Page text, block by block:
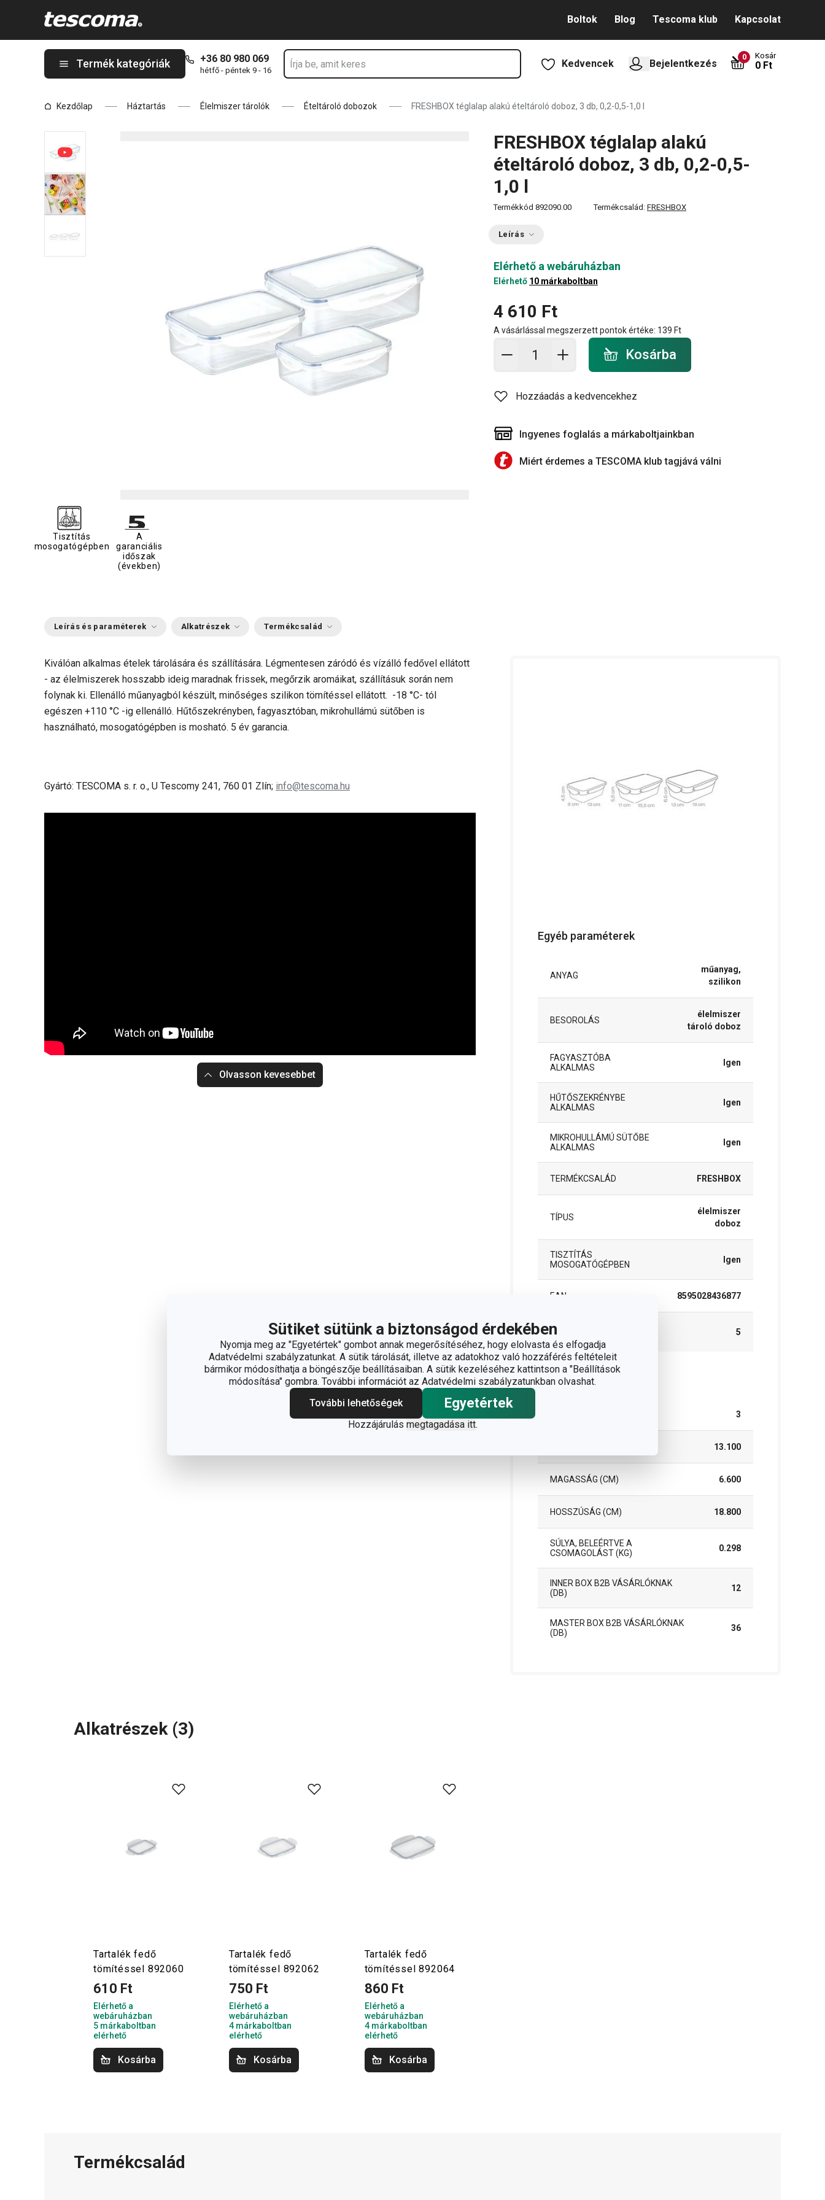
Sütiket sütünk a biztonságod érdekében
Nyomja meg az "Egyetértek" gombot annak megerősítéséhez, hogy elolvasta és elfogadja
Adatvédelmi szabályzatunkat. A sütik tárolását, illetve az adatokhoz való hozzáférés feltételeit
bármikor módosíthatja a böngészője beállításaiban. A sütik kezeléséhez kattintson a "Beállítások
módosítása" gombra. További információt az Adatvédelmi szabályzatunkban olvashat.
További lehetőségek
Egyetértek
Hozzájárulás megtagadása itt.
Boltok Blog Tescoma klub Kapcsolat
Termék kategóriák +36 80 980 069
hétfő - péntek 9 - 16
Kedvencek Bejelentkezés
0 Kosár
0 Ft
Kezdőlap Háztartás Élelmiszer tárolók Ételtároló dobozok FRESHBOX téglalap alakú ételtároló doboz, 3 db, 0,2-0,5-1,0 l
FRESHBOX téglalap alakú
ételtároló doboz, 3 db, 0,2-0,5-
1,0 l
Termékkód 892090.00 Termékcsalád: FRESHBOX
Leírás
Elérhető a webáruházban
Elérhető 10 márkaboltban
4 610 Ft
A vásárlással megszerzett pontok értéke: 139 Ft
Kosárba - mennyiség
Kosárba
Hozzáadás a kedvencekhez
Ingyenes foglalás a márkaboltjainkban
Miért érdemes a TESCOMA klub tagjává válni
Tisztítás
mosogatógépben
A
garanciális
időszak
(években)
Leírás és paraméterek Alkatrészek Termékcsalád
Kiválóan alkalmas ételek tárolására és szállítására. Légmentesen záródó és vízálló fedővel ellátott
- az élelmiszerek hosszabb ideig maradnak frissek, megőrzik aromáikat, szállításuk során nem
folynak ki. Ellenálló műanyagból készült, minőséges szilikon tömítéssel ellátott. -18 °C- tól
egészen +110 °C -ig ellenálló. Hűtőszekrényben, fagyasztóban, mikrohullámú sütőben is
használható, mosogatógépben is mosható. 5 év garancia.
Gyártó: TESCOMA s. r. o., U Tescomy 241, 760 01 Zlín; info@tescoma.hu
Olvasson kevesebbet
Egyéb paraméterek
ANYAG
műanyag,
szilikon
BESOROLÁS
élelmiszer
tároló doboz
FAGYASZTÓBA
ALKALMAS
Igen
HŰTŐSZEKRÉNYBE
ALKALMAS
Igen
MIKROHULLÁMÚ SÜTŐBE
ALKALMAS
Igen
TERMÉKCSALÁD FRESHBOX
TÍPUS
élelmiszer
doboz
TISZTÍTÁS
MOSOGATÓGÉPBEN
Igen
EAN 8595028436877
A GARANCIÁLIS IDŐSZAK
(ÉVEKBEN)
5
Csomag
3
13.100
MAGASSÁG (CM) 6.600
HOSSZÚSÁG (CM) 18.800
SÚLYA, BELEÉRTVE A
CSOMAGOLÁST (KG)
0.298
INNER BOX B2B VÁSÁRLÓKNAK
(DB)
12
MASTER BOX B2B VÁSÁRLÓKNAK
(DB)
36
Alkatrészek(3)
Tartalék fedő
tömítéssel 892060
610 Ft
Elérhető a
webáruházban
5 márkaboltban
elérhető
Kosárba
Tartalék fedő
tömítéssel 892062
750 Ft
Elérhető a
webáruházban
4 márkaboltban
elérhető
Kosárba
Tartalék fedő
tömítéssel 892064
860 Ft
Elérhető a
webáruházban
4 márkaboltban
elérhető
Kosárba
Termékcsalád